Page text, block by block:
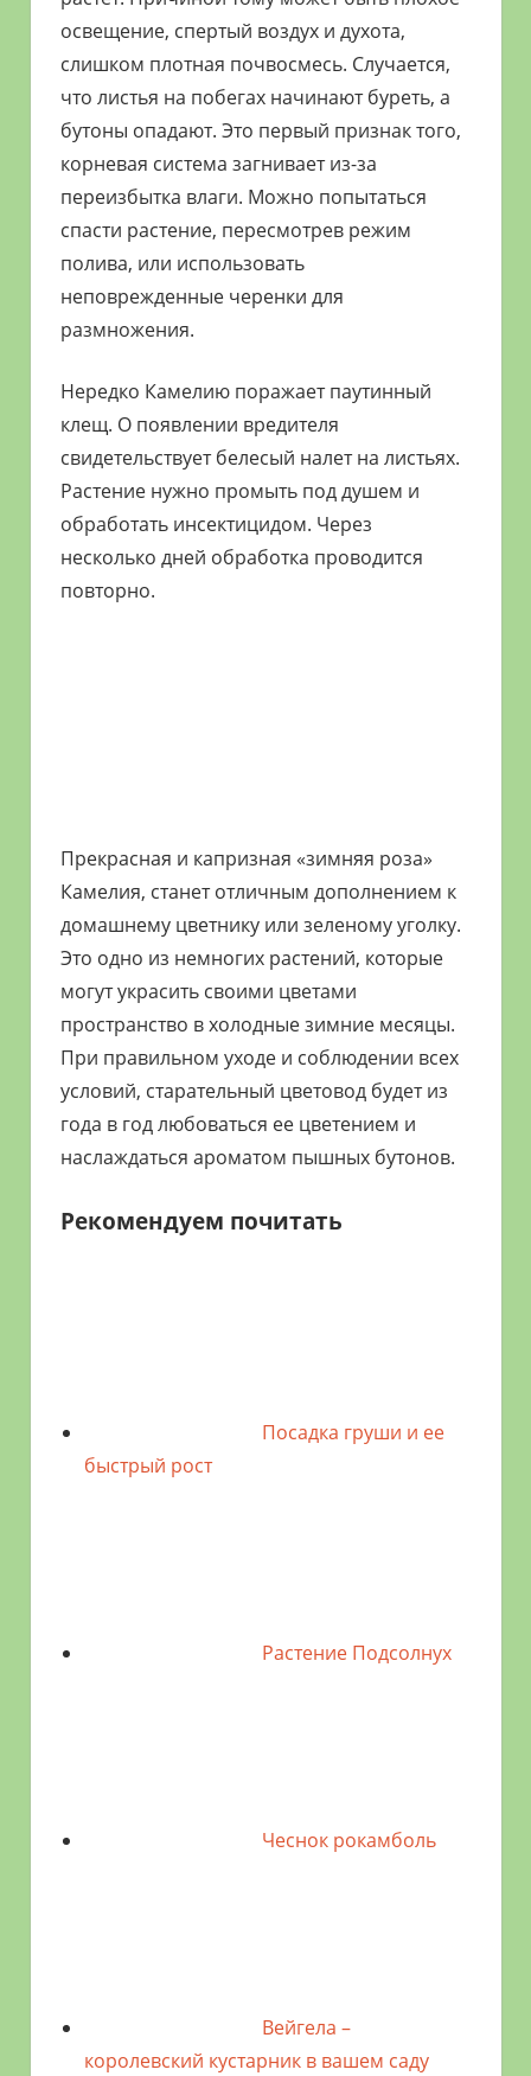
освещение, спертый воздух и духота,
слишком плотная почвосмесь. Случается,
что листья на побегах начинают буреть, а
бутоны опадают. Это первый признак того,
корневая система загнивает из-за
переизбытка влаги. Можно попытаться
спасти растение, пересмотрев режим
полива, или использовать
неповрежденные черенки для
размножения.
Нередко Камелию поражает паутинный
клещ. О появлении вредителя
свидетельствует белесый налет на листьях.
Растение нужно промыть под душем и
обработать инсектицидом. Через
несколько дней обработка проводится
повторно.
Прекрасная и капризная «зимняя роза»
Камелия, станет отличным дополнением к
домашнему цветнику или зеленому уголку.
Это одно из немногих растений, которые
могут украсить своими цветами
пространство в холодные зимние месяцы.
При правильном уходе и соблюдении всех
условий, старательный цветовод будет из
года в год любоваться ее цветением и
наслаждаться ароматом пышных бутонов.
Рекомендуем почитать
Посадка груши и ее
быстрый рост
Растение Подсолнух
Чеснок рокамболь
Вейгела –
королевский кустарник в вашем саду